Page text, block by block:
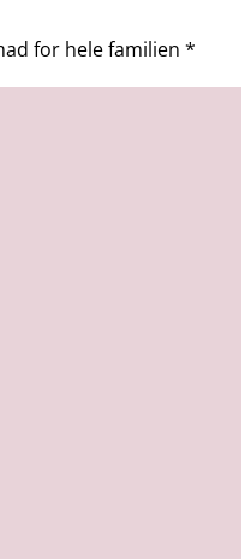
for hele familien *